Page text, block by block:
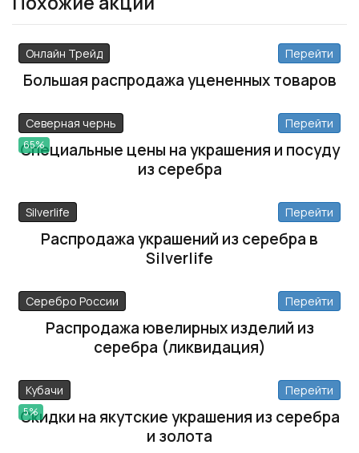
Онлайн Трейд Перейти
Большая распродажа уцененных товаров
Северная чернь
65%
Перейти
Специальные цены на украшения и посуду
из серебра
Silverlife Перейти
Распродажа украшений из серебра в
Silverlife
Серебро России Перейти
Распродажа ювелирных изделий из
серебра (ликвидация)
Кубачи
5%
Перейти
Скидки на якутские украшения из серебра
и золота